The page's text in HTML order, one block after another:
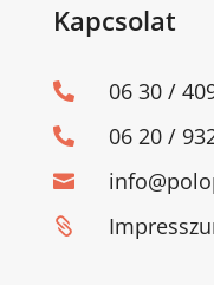
Kapcsolat
 06 30 /
 06 20 /

